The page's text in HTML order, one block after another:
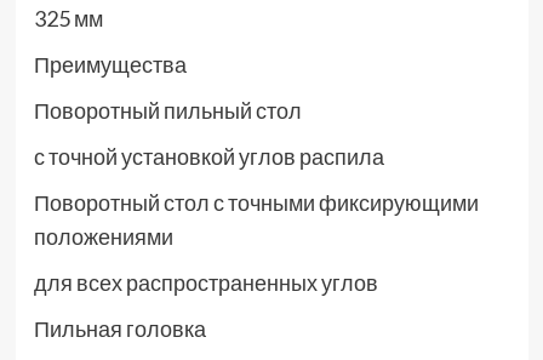
325 мм
Преимущества
Поворотный пильный стол
с точной установкой углов распила
Поворотный стол с точными фиксирующими
положениями
для всех распространенных углов
Пильная головка